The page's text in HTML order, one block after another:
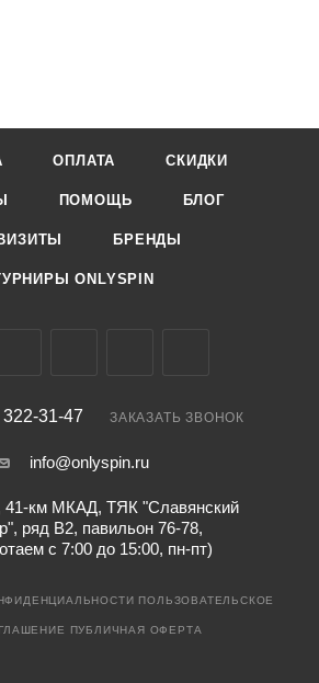
ОПЛАТА СКИДКИ
ПОМОЩЬ БЛОГ
БРЕНДЫ
ONLYSPIN
31-47 ЗАКАЗАТЬ ЗВОНОК
info@onlyspin.ru
41-км МКАД, ТЯК "Славянский
ряд В2, павильон 76-78,
с 7:00 до 15:00, пн-пт)
ПОЛЬЗОВАТЕЛЬСКОЕ
ПУБЛИЧНАЯ ОФЕРТА